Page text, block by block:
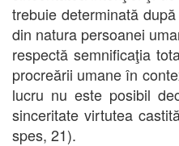
trebuie determinată
din natura persoanei
respectă semnificaţia
procreării umane în
lucru nu este posibil
sinceritate virtutea
spes, 21).